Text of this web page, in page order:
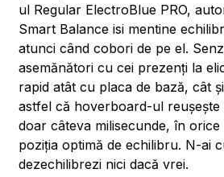
ul Regular ElectroBlue PRO,
Smart Balance isi mentine
atunci când cobori de pe el.
asemănători cu cei prezenți la
rapid atât cu placa de bază, cât
astfel că hoverboard-ul reușește
doar câteva milisecunde, în
poziția optimă de echilibru. N-ai
dezechilibrezi nici dacă vrei.